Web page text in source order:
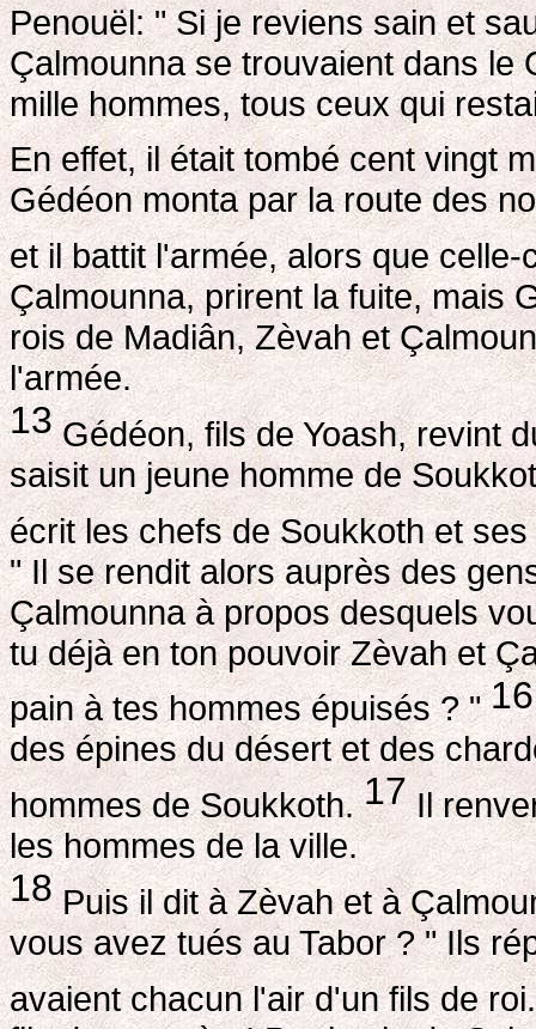
Penouël: " Si je reviens sain et
Çalmounna se trouvaient dans le
mille hommes, tous ceux qui
En effet, il était tombé cent vingt
Gédéon monta par la route des
et il battit l'armée, alors que
Çalmounna, prirent la fuite, mais
rois de Madiân, Zèvah et
l'armée.
13Gédéon, fils de Yoash, revint
saisit un jeune homme de
écrit les chefs de Soukkoth et
" Il se rendit alors auprès des
Çalmounna à propos desquels
tu déjà en ton pouvoir Zèvah et
pain à tes hommes épuisés ? " 16
des épines du désert et des
hommes de Soukkoth.17Il
les hommes de la ville.
18Puis il dit à Zèvah et à
vous avez tués au Tabor ? " Ils
avaient chacun l'air d'un fils de